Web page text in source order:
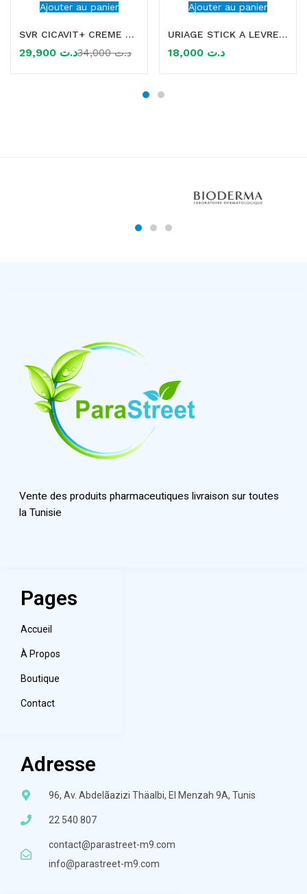
Ajouter au panier
SVR CICAVIT+ CREME APAISANTE 40ML
د.ت د.ت34,000
Ajouter au panier
URIAGE STICK A LEVRES 4G
د.ت
Vente des produits pharmaceutiques livraison sur toutes
la Tunisie
Pages
Accueil
À Propos
Boutique
Contact
Adresse
96, Av. Abdelãazizi Thäalbi, El Menzah 9A, Tunis
22 540 807
contact@parastreet-m9.com
info@parastreet-m9.com